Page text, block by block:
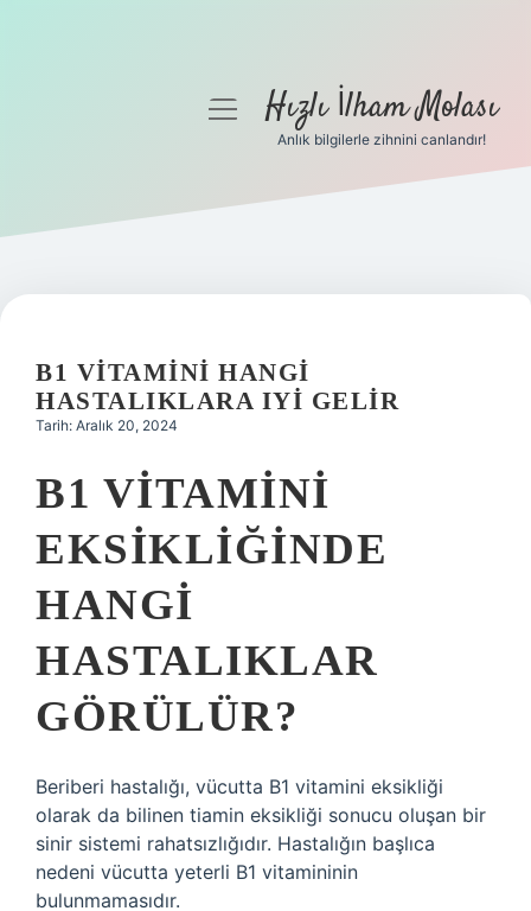
Gizlilik Politikası
Yasal Uyarı
menüyüHızlı İlham Molası
Anlık bilgilerle zihnini canlandır!
B1 VITAMINI HANGI
HASTALIKLARA IYI GELIR
Tarih: Aralık 20, 2024
B1 VITAMINI
EKSIKLIĞINDE
HANGI
HASTALIKLAR
GÖRÜLÜR?
Beriberi hastalığı, vücutta B1 vitamini eksikliği
olarak da bilinen tiamin eksikliği sonucu oluşan bir
sinir sistemi rahatsızlığıdır. Hastalığın başlıca
nedeni vücutta yeterli B1 vitamininin
bulunmamasıdır.